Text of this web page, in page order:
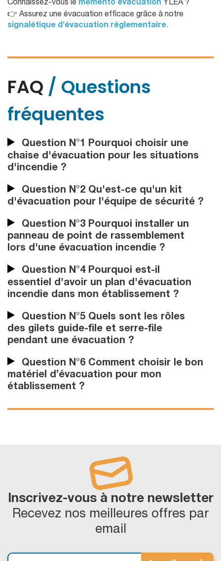
Connaissez-vous le mémento évacuation YLEA ?
👉 Assurez une évacuation efficace grâce à notre
signalétique d’évacuation réglementaire.
FAQ / Questions
fréquentes
Question N°1 Pourquoi choisir une
chaise d'évacuation pour les situations
d'incendie ?
Question N°2 Qu'est-ce qu'un kit
d'évacuation pour l'équipe de sécurité ?
Question N°3 Pourquoi installer un
panneau de point de rassemblement
lors d'une évacuation incendie ?
Question N°4 Pourquoi est-il
essentiel d'avoir un plan d'évacuation
incendie dans mon établissement ?
Question N°5 Quels sont les rôles
des gilets guide-file et serre-file
pendant une évacuation ?
Question N°6 Comment choisir le bon
matériel d’évacuation pour mon
établissement ?
Inscrivez-vous à notre newsletter
Recevez nos meilleures offres par
email